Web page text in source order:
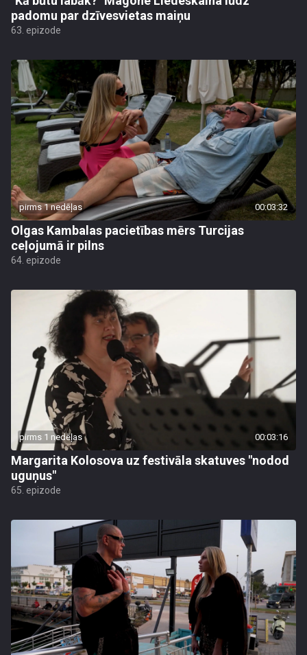
padomu par dzīvesvietas maiņu
63. epizode
pirms 1 nedēļas 00:03:32
Olgas Kambalas pacietības mērs Turcijas
ceļojumā ir pilns
64. epizode
pirms 1 nedēļas 00:03:16
Margarita Kolosova uz festivāla skatuves "nodod
uguņus"
65. epizode